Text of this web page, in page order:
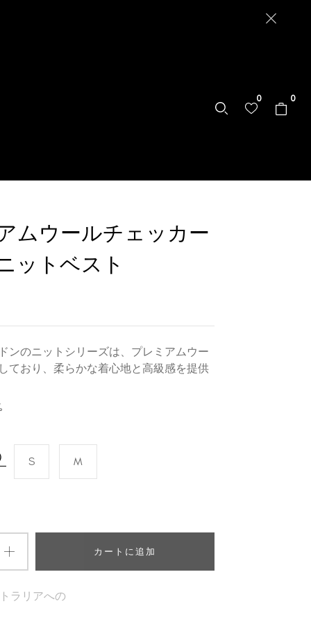
0 0
ムウールチェッカー
ットベスト
ンのニットシリーズは、プレミアムウー
ており、柔らかな着心地と高級感を提供
S M
カートに追加
ラリアへの